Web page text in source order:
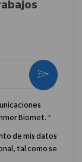
(obligatorio)
Biomet. *
de mis datos
tal como se
Activar